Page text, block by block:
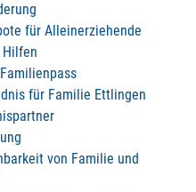
für Alleinerziehende
Hilfen
für Familie Ettlingen
von Familie und